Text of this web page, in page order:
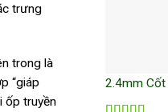
trưng
trong là
“giáp
ốp truyền
2.4mm Cốt